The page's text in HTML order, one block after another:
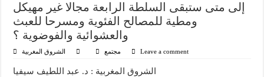
إلى متى ستبقى السلطة الرابعة مجالا غير مهيكل
ومطية للمصالح الفئوية ومسرحا للعبث
والعشوائية والفوضوية ؟
الشروق المغربية مجتمع Leave a comment
الشروق المغربية : د. عبد اللطيف سيفيا